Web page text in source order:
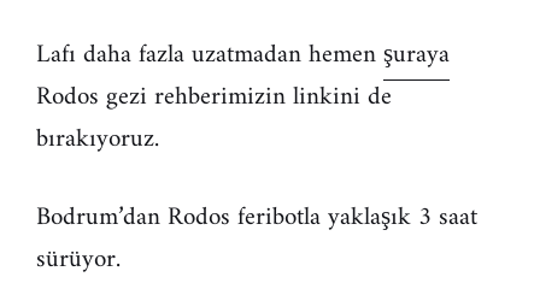
Lafı daha fazla uzatmadan hemenşuraya
Rodos gezi rehberimizin linkini de
bırakıyoruz.
Bodrum’dan Rodos feribotla yaklaşık 3 saat
sürüyor.